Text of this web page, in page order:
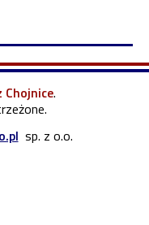
Chojnice.
sp. z o.o.